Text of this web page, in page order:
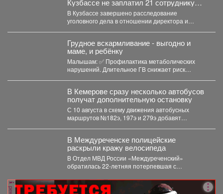
Кузбассе не заплатил 21 сотруднику
деньги
В Кузбассе завершено расследование
уголовного дела в отношении директора и
Грудное вскармливание - выгодно и
маме, и ребёнку
Малышам: ✅ Профилактика метаболических
нарушений. Длительное ГВ снижает риск
В Кемерове сразу несколько автобусов
получат дополнительную остановку
С 10 августа в схему движения автобусных
маршрутов №182э, 197э и 279э добавят
В Междуреченске полицейские
раскрыли кражу велосипеда
В Отдел МВД России «Междуреченский»
обратилась 22-летняя потерпевшая с